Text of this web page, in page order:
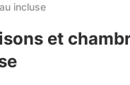
incluse
et